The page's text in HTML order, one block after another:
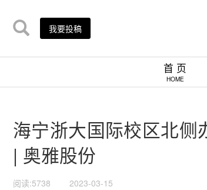
我要投稿
首 页
HOME
海宁浙大国际校区北
| 奥雅股份
阅读:5738 2023-03-15